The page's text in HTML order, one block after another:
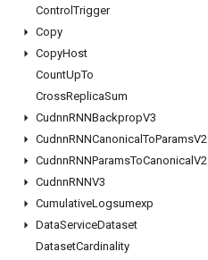
ControlTrigger
Copy
CopyHost
CountUpTo
CrossReplicaSum
CudnnRNNBackpropV3
CudnnRNNCanonicalToParamsV2
CudnnRNNParamsToCanonical V2
CudnnRNNV3
CumulativeLogsumexp
DataServiceDataset
DatasetCardinality